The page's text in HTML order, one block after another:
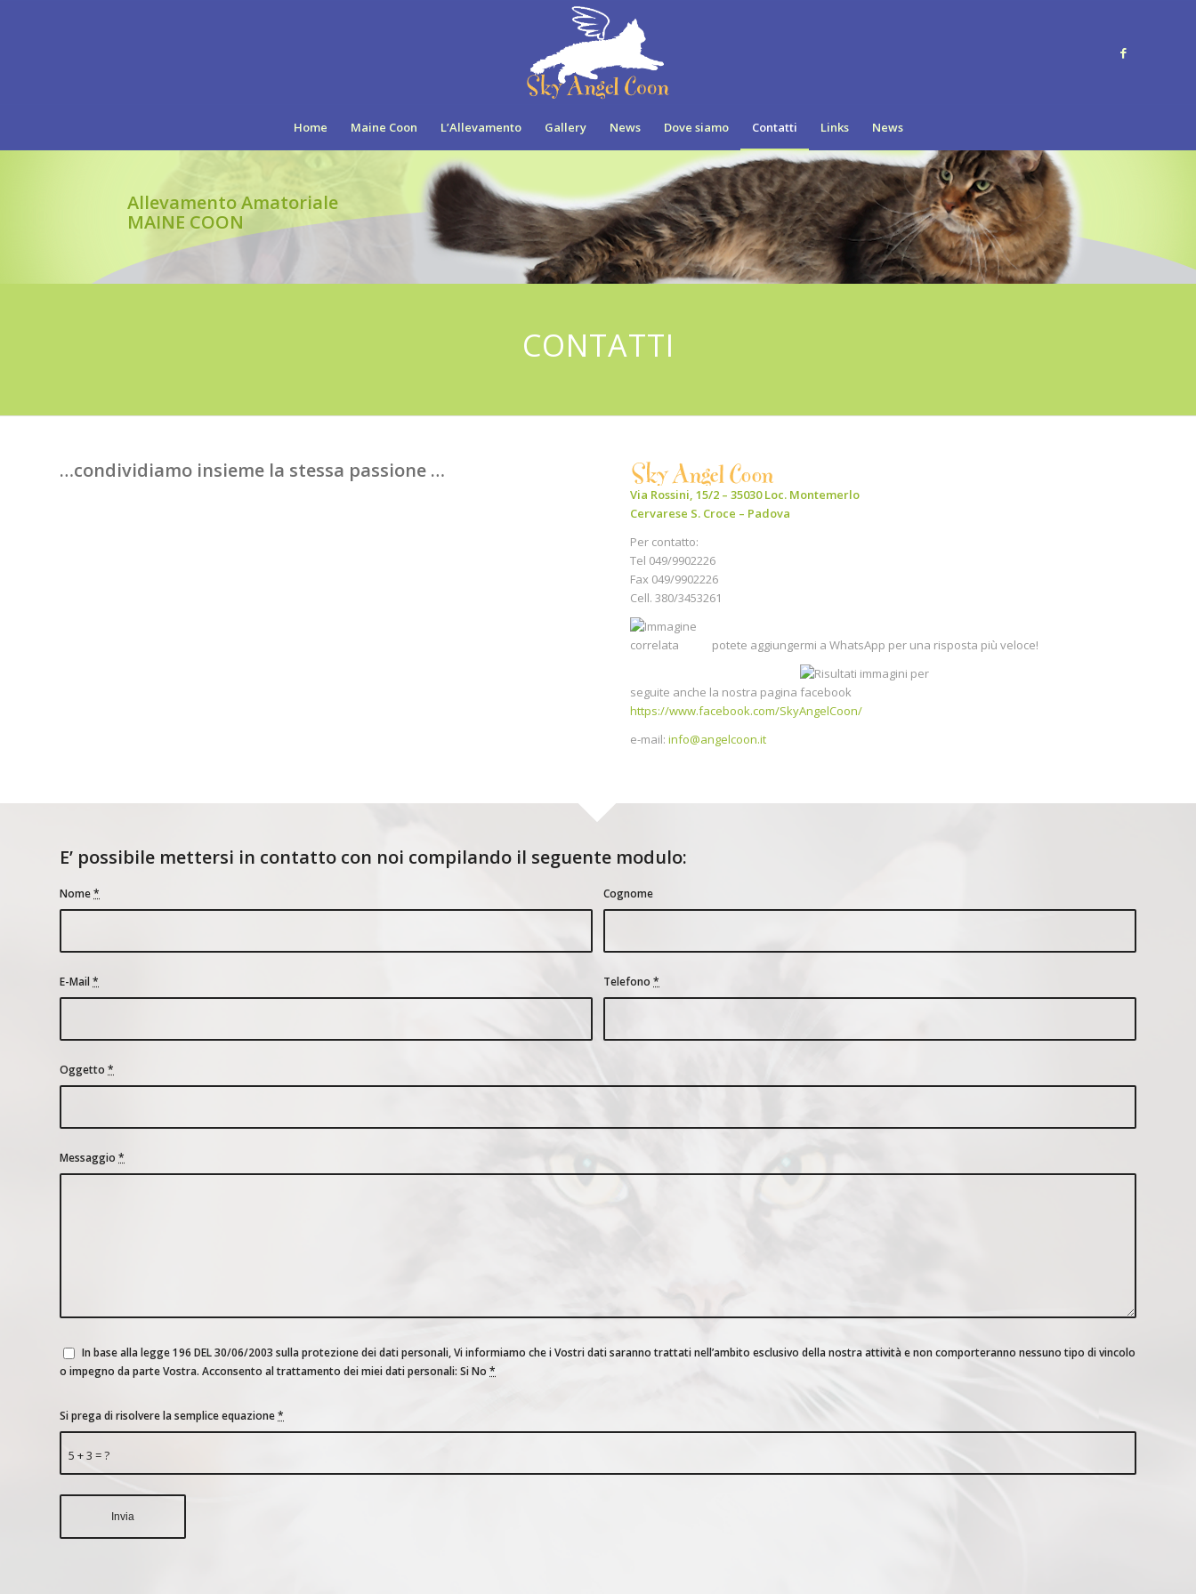
Home Maine Coon L’Allevamento Gallery News Dove siamo Contatti Links News
Allevamento Amatoriale
MAINE COON
CONTATTI
…condividiamo insieme la stessa passione …
Via Rossini, 15/2 – 35030 Loc. Montemerlo
Cervarese S. Croce – Padova
Per contatto:
Tel 049/9902226
Fax 049/9902226
Cell. 380/3453261
potete aggiungermi a WhatsApp per una risposta più veloce!
seguite anche la nostra pagina
https://www.facebook.com/SkyAngelCoon/
e-mail:info@angelcoon.it
E’ possibile mettersi in contatto con noi compilando il seguente modulo:
Nome* Cognome
E-Mail * Telefono*
Oggetto *
Messaggio *
In base alla legge 196 DEL 30/06/2003 sulla protezione dei dati personali, Vi informiamo che i Vostri dati saranno trattati nell’ambito esclusivo della nostra attività e non comporteranno nessuno tipo di vincolo
o impegno da parte Vostra. Acconsento al trattamento dei miei dati personali: Si No *
5 + 3 = ?
Si prega di risolvere la semplice equazione*